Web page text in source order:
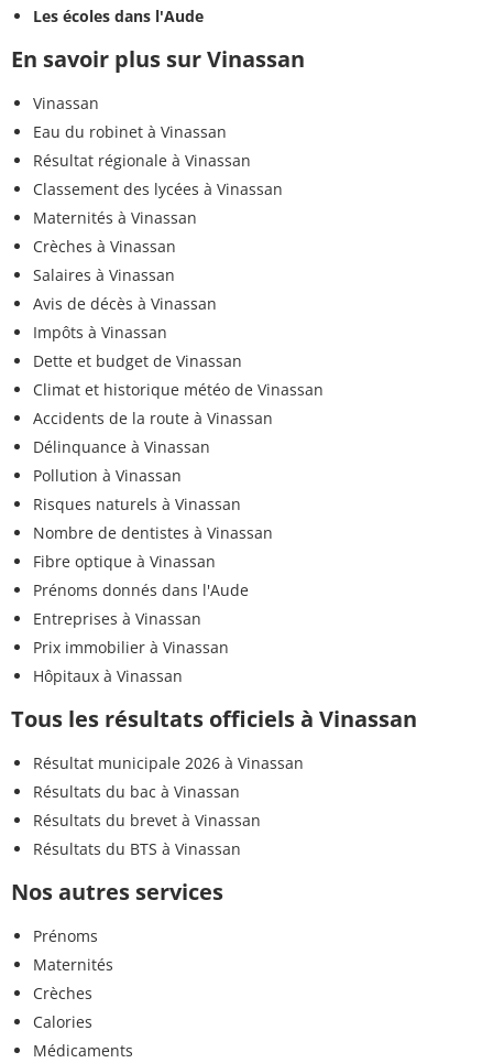
Les écoles dans l'Aude
En savoir plus sur Vinassan
Vinassan
Eau du robinet à Vinassan
Résultat régionale à Vinassan
Classement des lycées à Vinassan
Maternités à Vinassan
Crèches à Vinassan
Salaires à Vinassan
Avis de décès à Vinassan
Impôts à Vinassan
Dette et budget de Vinassan
Climat et historique météo de Vinassan
Accidents de la route à Vinassan
Délinquance à Vinassan
Pollution à Vinassan
Risques naturels à Vinassan
Nombre de dentistes à Vinassan
Fibre optique à Vinassan
Prénoms donnés dans l'Aude
Entreprises à Vinassan
Prix immobilier à Vinassan
Hôpitaux à Vinassan
Tous les résultats officiels à Vinassan
Résultat municipale 2026 à Vinassan
Résultats du bac à Vinassan
Résultats du brevet à Vinassan
Résultats du BTS à Vinassan
Nos autres services
Prénoms
Maternités
Crèches
Calories
Médicaments